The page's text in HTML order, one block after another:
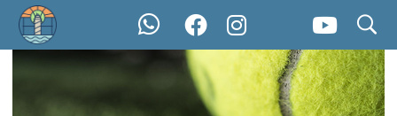
search
Padel For You 2023 - #3